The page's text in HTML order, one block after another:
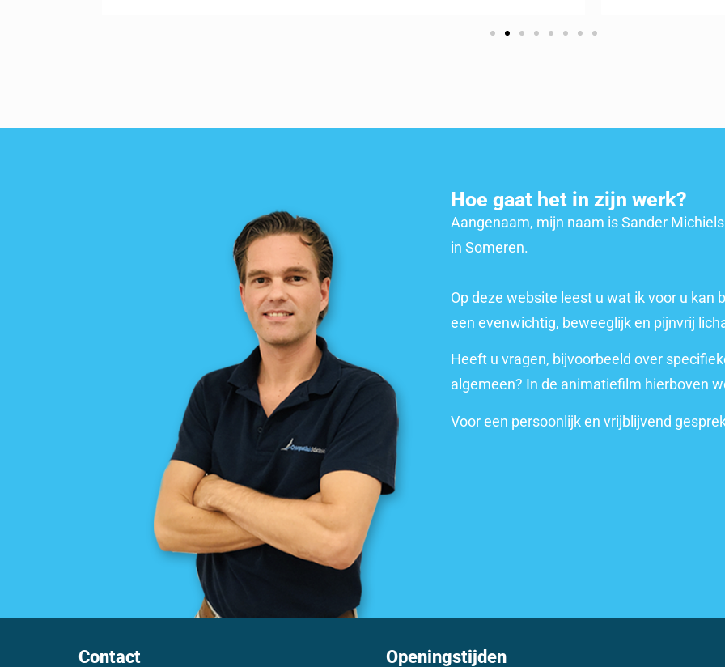
Hoe gaat het in zijn werk?
Aangenaam, mijn naam is Sander
in Someren.
Op deze website leest u wat ik voor u
een evenwichtig, beweeglijk en pijnvrij
Heeft u vragen, bijvoorbeeld over
algemeen? In de animatiefilm hierboven
Voor een persoonlijk en vrijblijvend
Contact Openingstijden